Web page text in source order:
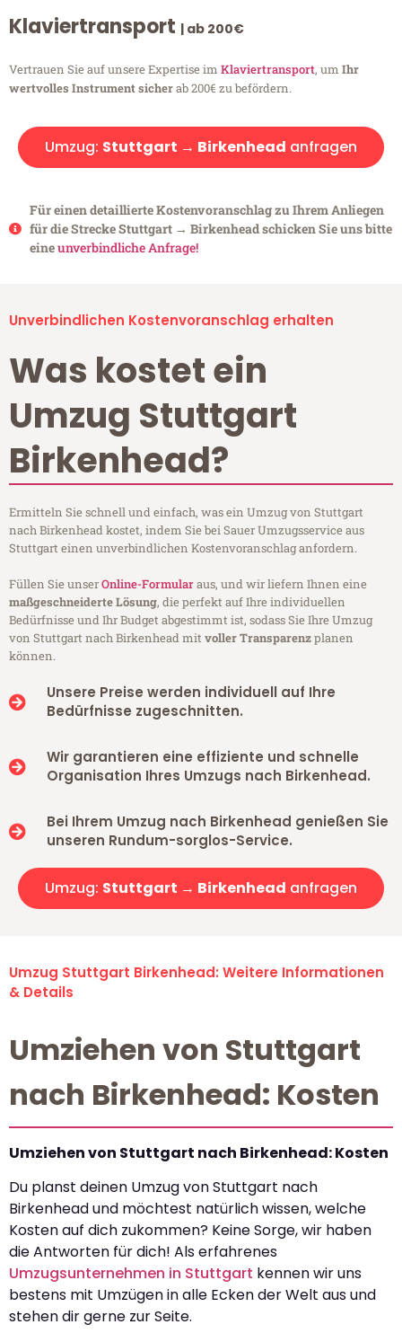
Klaviertransport | ab 200€
Vertrauen Sie auf unsere Expertise im Klaviertransport, um Ihr
wertvolles Instrument sicherab 200€ zu befördern.
Umzug: Stuttgart → Birkenhead anfragen
Für einen detaillierte Kostenvoranschlag zu Ihrem Anliegen
für die Strecke Stuttgart → Birkenhead schicken Sie uns bitte
eineunverbindliche Anfrage!
Unverbindlichen Kostenvoranschlag erhalten
Was kostet ein
Umzug Stuttgart
Birkenhead?
Ermitteln Sie schnell und einfach, was ein Umzug von Stuttgart
nach Birkenhead kostet, indem Sie bei Sauer Umzugsservice aus
Stuttgart einen unverbindlichen Kostenvoranschlag anfordern.
Füllen Sie unserOnline-Formularaus, und wir liefern Ihnen eine
maßgeschneiderte Lösung, die perfekt auf Ihre individuellen
Bedürfnisse und Ihr Budget abgestimmt ist, sodass Sie Ihre Umzug
von Stuttgart nach Birkenhead mitvoller Transparenzplanen
können.
Unsere Preise werden individuell auf Ihre
Bedürfnisse zugeschnitten.
Wir garantieren eine effiziente und schnelle
Organisation Ihres Umzugs nach Birkenhead.
Bei Ihrem Umzug nach Birkenhead genießen Sie
unseren Rundum-sorglos-Service.
Umzug: Stuttgart → Birkenhead anfragen
Umzug Stuttgart Birkenhead: Weitere Informationen
& Details
Umziehen von Stuttgart
nach Birkenhead: Kosten
Umziehen von Stuttgart nach Birkenhead: Kosten
Du planst deinen Umzug von Stuttgart nach
Birkenhead und möchtest natürlich wissen, welche
Kosten auf dich zukommen? Keine Sorge, wir haben
die Antworten für dich! Als erfahrenes
Umzugsunternehmen in Stuttgart kennen wir uns
bestens mit Umzügen in alle Ecken der Welt aus und
stehen dir gerne zur Seite.